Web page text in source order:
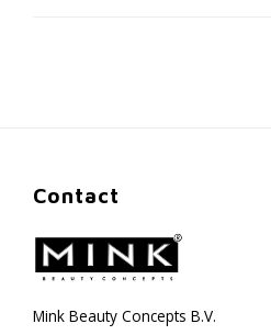
Contact
Mink Beauty Concepts B.V.